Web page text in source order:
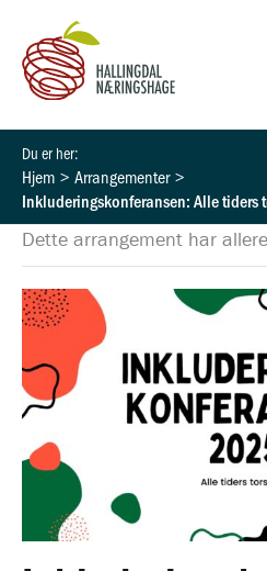
innholdet
Hjem
Arrangementer
Inkluderingskonferansen: Alle tiders
Dette arrangement har